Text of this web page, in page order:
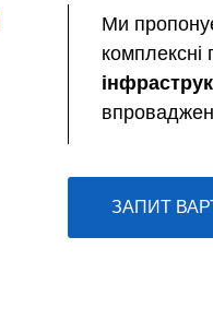
Ми
ЗАПИТ